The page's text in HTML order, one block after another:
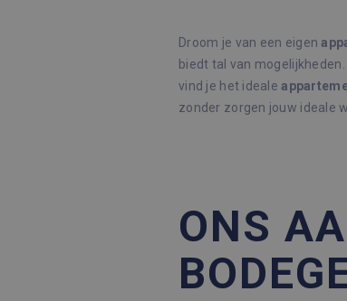
Droom je van een eigen
biedt tal van
vind je het ideale
zonder zorgen jouw ideale
ONS